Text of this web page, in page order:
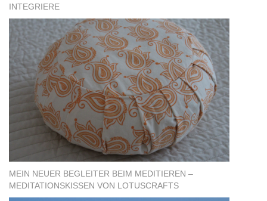
INTEGRIERE
MEIN NEUER BEGLEITER BEIM MEDITIEREN –
MEDITATIONSKISSEN VON LOTUSCRAFTS